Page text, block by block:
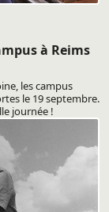
à Reims
les campus
le 19 septembre.
journée !